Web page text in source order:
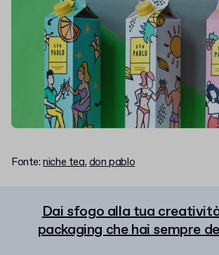
Fonte:niche tea,don pablo
Dai sfogo alla tua
packaging che hai sempre